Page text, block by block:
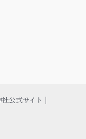
公式サイト |